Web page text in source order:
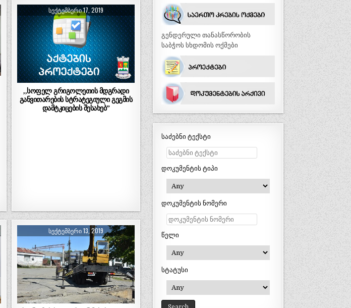
ᲡᲔᲥᲢᲔᲛᲑᲔᲠᲘ 17, 2019
,,სოფელ გრიგოლეთის მდგრადი
განვითარების სტრატეგიული გეგმის
დამტკიცების შესახებ”
ᲡᲔᲥᲢᲔᲛᲑᲔᲠᲘ 13, 2019
გენდერული თანასწორობის
საბჭოს სხდომის ოქმები
საძებნი ტექსტი
დოკუმენტის ტიპი
დოკუმენტის ნომერი
წელი
სტატუსი